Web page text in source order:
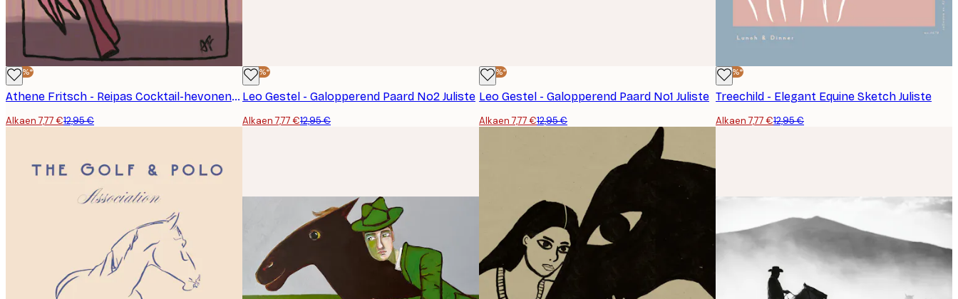
-40%*
Athene Fritsch - Reipas Cocktail-hevonen Juliste
Alkaen 7,77 €12,95 €
-40%*
Leo Gestel - Galopperend Paard No2 Juliste
Alkaen 7,77 €12,95 €
-40%*
Leo Gestel - Galopperend Paard No1 Juliste
Alkaen 7,77 €12,95 €
-40%*
Treechild - Elegant Equine Sketch Juliste
Alkaen 7,77 €12,95 €